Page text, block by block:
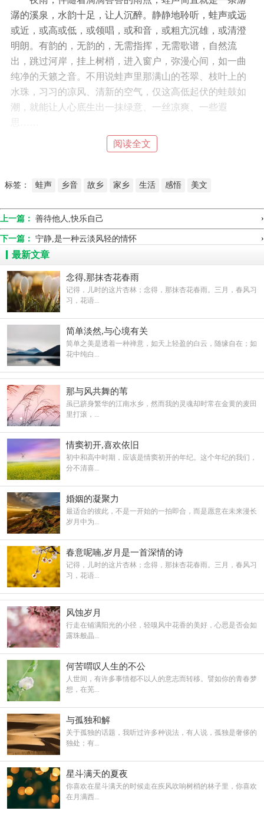
潺的溪泉，水韵十足，让人沉醉。静静地聆听，蛙声或远
或近，或高或低，或领唱，或和音，或粗亢沉雄，或清澄
明朗。有韵的，无韵的，无需指挥，无需歌谱，自然流
出，跳过河岸，挂上树梢，进入窗户，弥漫心间，如一曲
纯净的天籁之音。不用说蛙声里那满山的苍翠、枝叶上的
水珠，习习的凉风、清新的空气，仅这高低起伏的蛙鼓如
潮，就能让人心底生出一抹绿意、一丝凉爽、一些遐
聆听蛙鸣最美的时候，还是在月白风轻的仲夏夜。夜
风如水，空气中氤氲着稻花和青草的幽香，这时，蛙声便
从四面八方响起来了，它们时而稀疏如古刹晨钟，时而繁
密如疾雨骤至，时而舒缓如小河流水，时而激越如春江潮
涌。这如诗如歌的蛙声，是那样的执着痴迷，那样的安乐
祥和。
蛙是天然的歌者，那一声声充满山水野趣的歌唱，把
对夏的歌颂和生命的激情渲染得淋漓尽致，不知为故乡人
带走了多少耕作的疲劳，不知为故乡人带来了多少欢乐和
安慰，带来了多少丰收的憧憬……
阅读全文
标签： 蛙声 乡音 故乡 家乡 生活 感悟 美文
上一篇： 善待他人,快乐自己 ›
下一篇： 宁静,是一种云淡风轻的情怀 ›
最新文章
念得,那抹杏花春雨
记得，儿时的这片杏林；念得，那抹杏花春雨。三月，春风习
习，花语...
简单淡然,与心境有关
简单之美是透着一种禅意，如天上轻盈的白云，随缘自在；如
花中纯白...
那与风共舞的苇
虽已跻身繁华的江南水乡，然而我的灵魂却时常在金黄的麦田
里打滚，...
情窦初开,喜欢依旧
初中和高中时期，应该是情窦初开的年纪。这个年纪的我们，
分不清喜...
婚姻的凝聚力
最适合的彼此，不是一开始的一拍即合，而是愿意在未来漫长
岁月中为...
春意呢喃,岁月是一首深情的诗
记得，儿时的这片杏林；念得，那抹杏花春雨。三月，春风习
习，花语...
风蚀岁月
行走在铺满阳光的小径，轻嗅风中花香的美好，心思是否会如
露珠般晶...
何苦喟叹人生的不公
人世间，有许多事情都不以人的意志而转移。譬如你的青春梦
想，在芜...
与孤独和解
关于孤独的话题，我听过许多种说法，有人说，孤独是奢侈的
独处；有...
星斗满天的夏夜
你喜欢在星斗满天的时候走在疾风吹响树梢的林子里，你喜欢
在月满西...